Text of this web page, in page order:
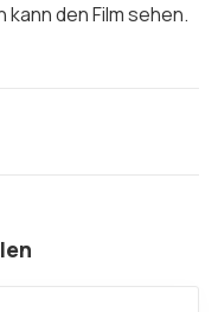
den Film sehen.